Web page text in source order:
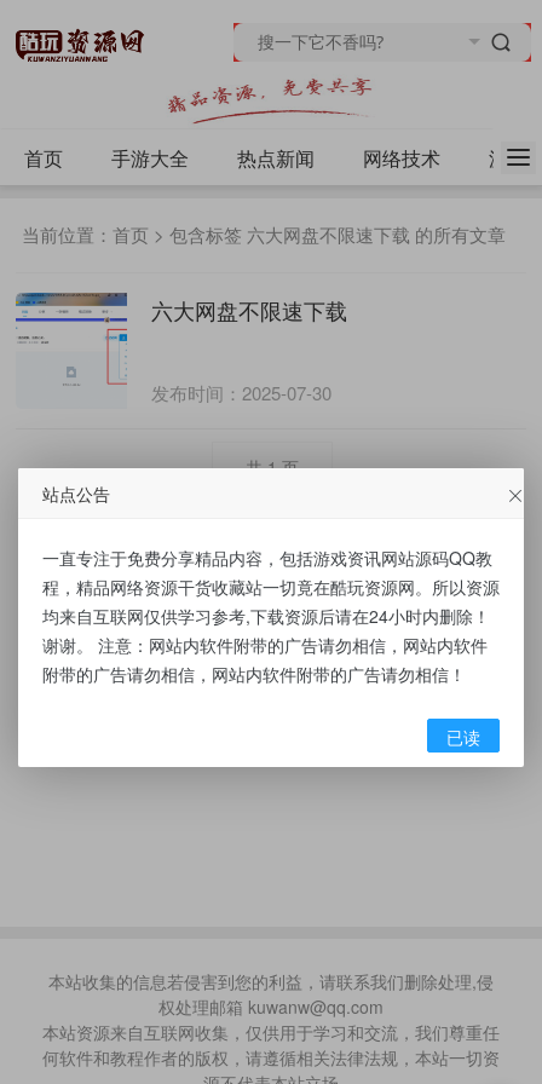
首页 手游大全 热点新闻 网络技术 源码
当前位置：首页 > 包含标签 六大网盘不限速下载 的所有文章
六大网盘不限速下载
发布时间：2025-07-30
共1页
本站收集的信息若侵害到您的利益，请联系我们删除处理,侵
权处理邮箱 kuwanw@qq.com
本站资源来自互联网收集，仅供用于学习和交流，我们尊重任
何软件和教程作者的版权，请遵循相关法律法规，本站一切资
站点公告
一直专注于免费分享精品内容，包括游戏资讯网站源码QQ教
程，精品网络资源干货收藏站一切竟在酷玩资源网。所以资源
均来自互联网仅供学习参考,下载资源后请在24小时内删除！
谢谢。 注意：网站内软件附带的广告请勿相信，网站内软件
附带的广告请勿相信，网站内软件附带的广告请勿相信！
已读